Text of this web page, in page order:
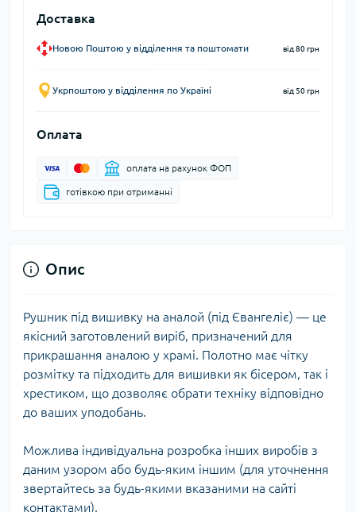
Доставка
Новою Поштою у відділення та поштомати від 80 грн
Укрпоштою у відділення по Україні від 50 грн
Оплата
оплата на рахунок ФОП
готівкою при отриманні
Опис
Рушник під вишивку на аналой (під Євангеліє) — це
якісний заготовлений виріб, призначений для
прикрашання аналою у храмі. Полотно має чітку
розмітку та підходить для вишивки як бісером, так і
хрестиком, що дозволяє обрати техніку відповідно
до ваших уподобань.
Можлива індивідуальна розробка інших виробів з
даним узором або будь-яким іншим (для уточнення
звертайтесь за будь-якими вказаними на сайті
контактами).